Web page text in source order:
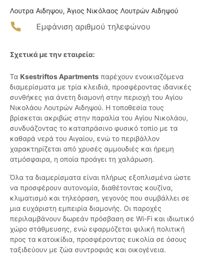
Λουτρα Αιδηψου, Άγιος Νικόλαος Λουτρών Αιδηψού
Εμφάνιση αριθμού τηλεφώνου
Σχετικά με την εταιρεία:
Τα Ksestriftos Apartments παρέχουν ενοικιαζόμενα
διαμερίσματα με τρία κλειδιά, προσφέροντας ιδανικές
συνθήκες για άνετη διαμονή στην περιοχή του Αγίου
Νικολάου Λουτρών Αιδηψού. Η τοποθεσία τους
βρίσκεται ακριβώς στην παραλία του Αγίου Νικολάου,
συνδυάζοντας το καταπράσινο φυσικό τοπίο με τα
καθαρά νερά του Αιγαίου, ενώ το περιβάλλον
χαρακτηρίζεται από χρυσές αμμουδιές και ήρεμη
ατμόσφαιρα, η οποία προάγει τη χαλάρωση.
Όλα τα διαμερίσματα είναι πλήρως εξοπλισμένα ώστε
να προσφέρουν αυτονομία, διαθέτοντας κουζίνα,
κλιματισμό και τηλεόραση, γεγονός που συμβάλλει σε
μια ευχάριστη εμπειρία διαμονής. Οι παροχές
περιλαμβάνουν δωρεάν πρόσβαση σε Wi-Fi και ιδιωτικό
χώρο στάθμευσης, ενώ εφαρμόζεται φιλική πολιτική
προς τα κατοικίδια, προσφέροντας ευκολία σε όσους
ταξιδεύουν με ζώα συντροφιάς και οικογένεια.